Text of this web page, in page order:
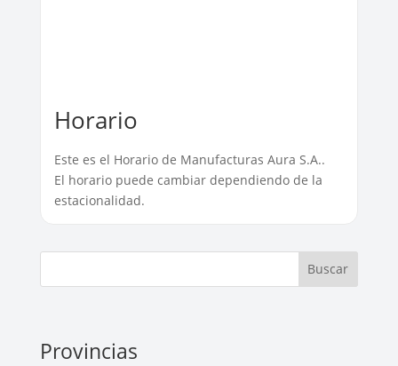
Horario
Este es el Horario de Manufacturas Aura S.A..
El horario puede cambiar dependiendo de la
estacionalidad.
Buscar
Provincias